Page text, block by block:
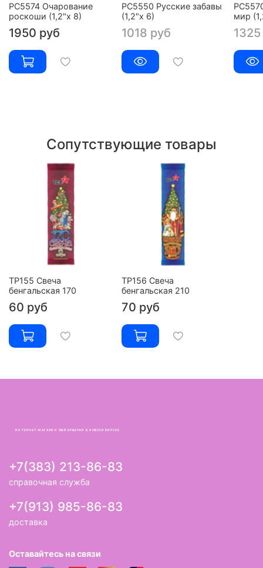
РС5574 Очарование
роскоши (1,2"х 8)
1950 руб
РС5550 Русские забавы
(1,2"х 6)
1018 руб
мир
Сопутствующие товары
ТР155 Свеча
бенгальская 170
60 руб
ТР156 Свеча
бенгальская 210
70 руб
ИНТЕРНЕТ-МАГАЗИН ФЕЙЕРВЕРКИ В НОВОСИБИРСКЕ
+7(383) 213-86-83
справочная служба
+7(913) 985-86-83
доставка
Оставайтесь на связи